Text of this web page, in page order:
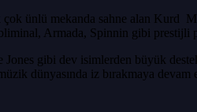
çok ünlü mekanda sahne alan
Armada, Spinnin gibi prestijli
gibi dev isimlerden büyük
dünyasında iz bırakmaya devam